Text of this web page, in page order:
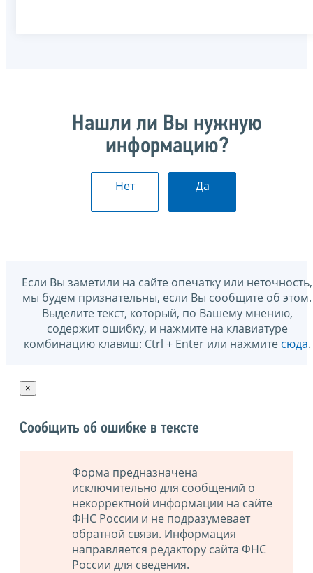
Нашли ли Вы нужную
информацию?
Нет Да
Если Вы заметили на сайте опечатку или неточность,
мы будем признательны, если Вы сообщите об этом.
Выделите текст, который, по Вашему мнению,
содержит ошибку, и нажмите на клавиатуре
комбинацию клавиш: Ctrl + Enter или нажмите сюда.
×
Сообщить об ошибке в тексте
Форма предназначена
исключительно для сообщений о
некорректной информации на сайте
ФНС России и не подразумевает
обратной связи. Информация
направляется редактору сайта ФНС
России для сведения.